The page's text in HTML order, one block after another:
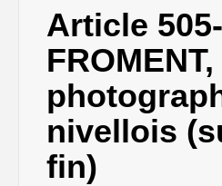
Article
FROMENT,
nivellois
fin)